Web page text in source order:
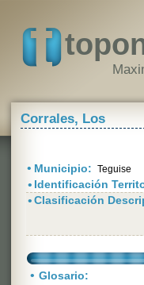
Corrales, Los
• Municipio: Teguise
• Identificación
•Clasificación
• Glosario: